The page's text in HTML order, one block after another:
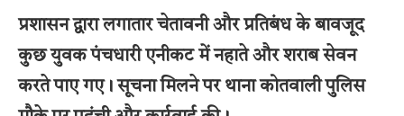
प्रशासन द्वारा लगातार चेतावनी और प्रतिबंध के बावजूद
कुछ युवक पंचधारी एनीकट में नहाते और शराब सेवन
करते पाए गए। सूचना मिलने पर थाना कोतवाली पुलिस